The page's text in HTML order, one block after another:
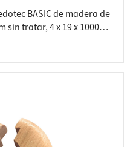
BASIC de madera de
sin tratar, 4 x 19 x 1000